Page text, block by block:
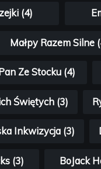
(4)
Małpy Razem Silne
Ze Stocku (4)
Świętych (3)
Inkwizycja (3)
(3) BoJack